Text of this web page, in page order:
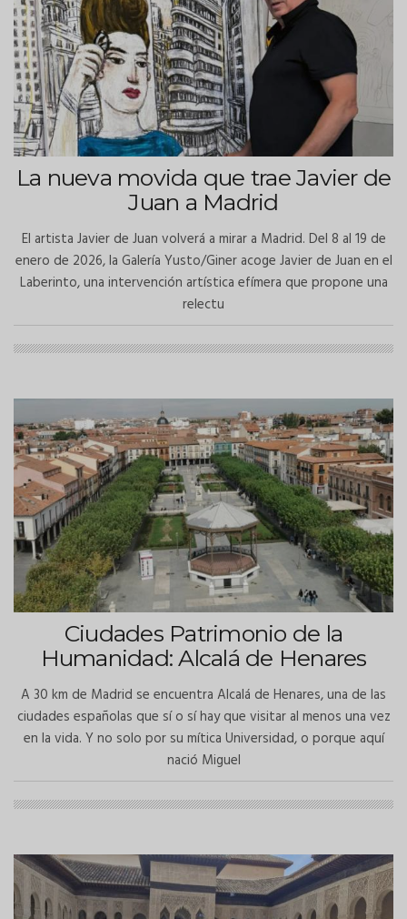
La nueva movida que trae Javier de
Juan a Madrid
El artista Javier de Juan volverá a mirar a Madrid. Del 8 al 19 de
enero de 2026, la Galería Yusto/Giner acoge Javier de Juan en el
Laberinto, una intervención artística efímera que propone una
relectu
Ciudades Patrimonio de la
Humanidad: Alcalá de Henares
A 30 km de Madrid se encuentra Alcalá de Henares, una de las
ciudades españolas que sí o sí hay que visitar al menos una vez
en la vida. Y no solo por su mítica Universidad, o porque aquí
nació Miguel